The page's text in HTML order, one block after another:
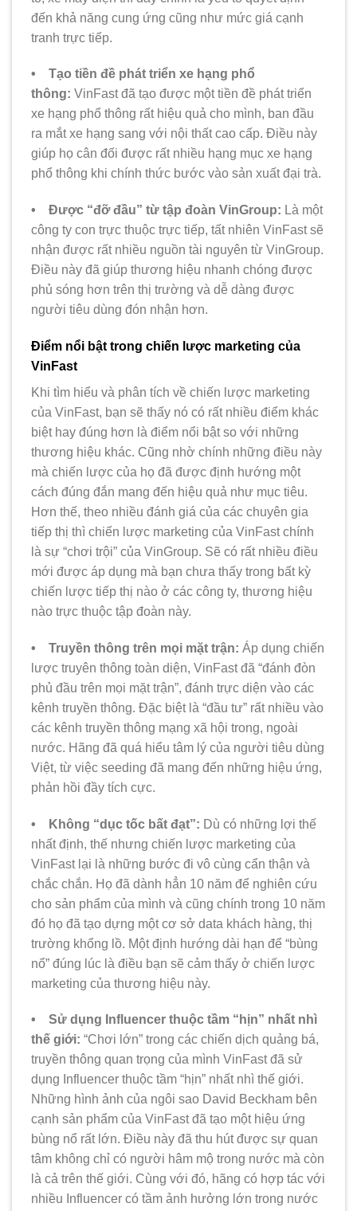
đến khả năng cung ứng cũng như mức giá cạnh
tranh trực tiếp.
• Tạo tiền đề phát triển xe hạng phổ
thông: VinFast đã tạo được một tiền đề phát triển
xe hạng phổ thông rất hiệu quả cho mình, ban đầu
ra mắt xe hạng sang với nội thất cao cấp. Điều này
giúp họ cân đối được rất nhiều hạng mục xe hạng
phổ thông khi chính thức bước vào sản xuất đại trà.
• Được “đỡ đầu” từ tập đoàn VinGroup: Là một
công ty con trực thuộc trực tiếp, tất nhiên VinFast sẽ
nhận được rất nhiều nguồn tài nguyên từ VinGroup.
Điều này đã giúp thương hiệu nhanh chóng được
phủ sóng hơn trên thị trường và dễ dàng được
người tiêu dùng đón nhận hơn.
Điểm nổi bật trong chiến lược marketing của
VinFast
Khi tìm hiểu và phân tích về chiến lược marketing
của VinFast, bạn sẽ thấy nó có rất nhiều điểm khác
biệt hay đúng hơn là điểm nổi bật so với những
thương hiệu khác. Cũng nhờ chính những điều này
mà chiến lược của họ đã được định hướng một
cách đúng đắn mang đến hiệu quả như mục tiêu.
Hơn thế, theo nhiều đánh giá của các chuyên gia
tiếp thị thì chiến lược marketing của VinFast chính
là sự “chơi trội” của VinGroup. Sẽ có rất nhiều điều
mới được áp dụng mà bạn chưa thấy trong bất kỳ
chiến lược tiếp thị nào ở các công ty, thương hiệu
nào trực thuộc tập đoàn này.
• Truyền thông trên mọi mặt trận: Áp dụng chiến
lược truyên thông toàn diện, VinFast đã “đánh đòn
phủ đầu trên mọi mặt trận”, đánh trực diện vào các
kênh truyền thông. Đặc biệt là “đầu tư” rất nhiều vào
các kênh truyền thông mạng xã hội trong, ngoài
nước. Hãng đã quá hiểu tâm lý của người tiêu dùng
Việt, từ việc seeding đã mang đến những hiệu ứng,
phản hồi đầy tích cực.
• Không “dục tốc bất đạt”: Dù có những lợi thế
nhất định, thế nhưng chiến lược marketing của
VinFast lại là những bước đi vô cùng cẩn thận và
chắc chắn. Họ đã dành hẳn 10 năm để nghiên cứu
cho sản phẩm của mình và cũng chính trong 10 năm
đó họ đã tạo dựng một cơ sở data khách hàng, thị
trường khổng lồ. Một định hướng dài hạn để “bùng
nổ” đúng lúc là điều bạn sẽ cảm thấy ở chiến lược
marketing của thương hiệu này.
• Sử dụng Influencer thuộc tầm “hịn” nhất nhì
thế giới: “Chơi lớn” trong các chiến dịch quảng bá,
truyền thông quan trọng của mình VinFast đã sử
dụng Influencer thuộc tầm “hịn” nhất nhì thế giới.
Những hình ảnh của ngôi sao David Beckham bên
cạnh sản phẩm của VinFast đã tạo một hiệu ứng
bùng nổ rất lớn. Điều này đã thu hút được sự quan
tâm không chỉ có người hâm mộ trong nước mà còn
là cả trên thế giới. Cùng với đó, hãng có hợp tác với
nhiều Influencer có tầm ảnh hưởng lớn trong nước